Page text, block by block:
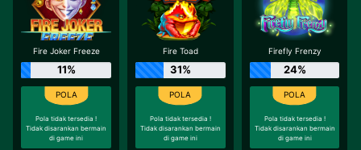
Fire Joker Freeze
11%
Pola tidak tersedia !
Tidak disarankan bermain
di game ini
Fire Toad
31%
Pola tidak tersedia !
Tidak disarankan bermain
di game ini
Firefly Frenzy
24%
Pola tidak tersedia !
Tidak disarankan bermain
di game ini